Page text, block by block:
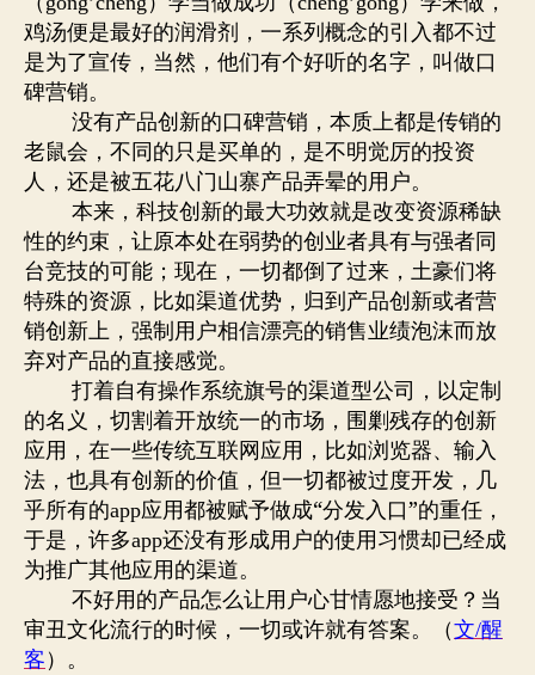
鸡汤便是最好的润滑剂，一系列概念的引入都不过
是为了宣传，当然，他们有个好听的名字，叫做口
碑营销。
没有产品创新的口碑营销，本质上都是传销的
老鼠会，不同的只是买单的，是不明觉厉的投资
人，还是被五花八门山寨产品弄晕的用户。
本来，科技创新的最大功效就是改变资源稀缺
性的约束，让原本处在弱势的创业者具有与强者同
台竞技的可能；现在，一切都倒了过来，土豪们将
特殊的资源，比如渠道优势，归到产品创新或者营
销创新上，强制用户相信漂亮的销售业绩泡沫而放
弃对产品的直接感觉。
打着自有操作系统旗号的渠道型公司，以定制
的名义，切割着开放统一的市场，围剿残存的创新
应用，在一些传统互联网应用，比如浏览器、输入
法，也具有创新的价值，但一切都被过度开发，几
乎所有的app应用都被赋予做成“分发入口”的重任，
于是，许多app还没有形成用户的使用习惯却已经成
为推广其他应用的渠道。
不好用的产品怎么让用户心甘情愿地接受？当
审丑文化流行的时候，一切或许就有答案。（文/醒
客 ）。